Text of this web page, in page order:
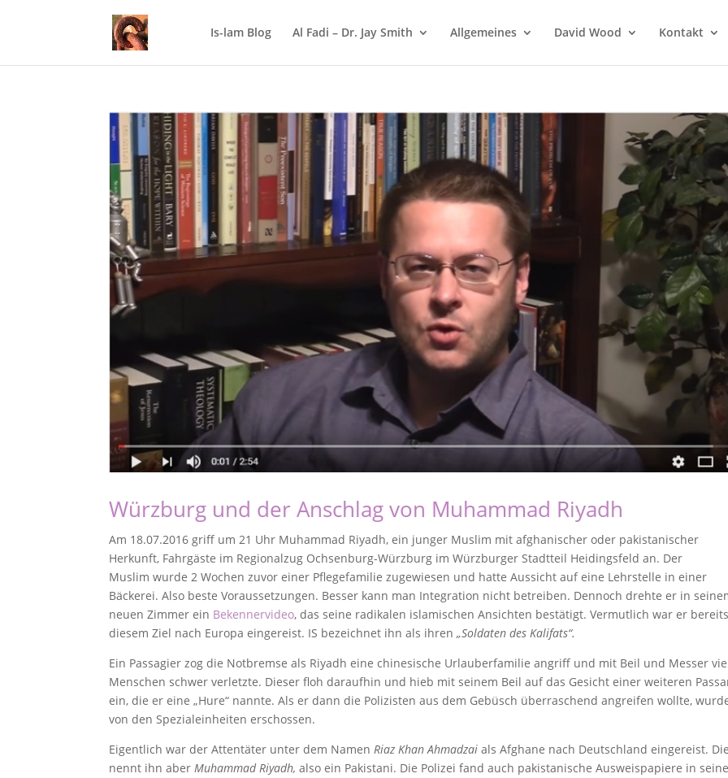
Is-lam Blog Al Fadi – Dr. Jay Smith Allgemeines David Wood Kontakt
Würzburg und der Anschlag von Muhammad Riyadh
Am 18.07.2016 griff um 21 Uhr Muhammad Riyadh, ein junger Muslim mit afghanischer oder pakistanischer
Herkunft, Fahrgäste im Regionalzug Ochsenburg-Würzburg im Würzburger Stadtteil Heidingsfeld an. Der
Muslim wurde 2 Wochen zuvor einer Pflegefamilie zugewiesen und hatte Aussicht auf eine Lehrstelle in einer
Bäckerei. Also beste Voraussetzungen. Besser kann man Integration nicht betreiben. Dennoch drehte er in
neuen Zimmer ein Bekennervideo, das seine radikalen islamischen Ansichten bestätigt. Vermutlich war er
diesem Ziel nach Europa eingereist. IS bezeichnet ihn als ihren„Soldaten des Kalifats“.
Ein Passagier zog die Notbremse als Riyadh eine chinesische Urlauberfamilie angriff und mit Beil und Messer
Menschen schwer verletzte. Dieser floh daraufhin und hieb mit seinem Beil auf das Gesicht einer weiteren
ein, die er eine „Hure“ nannte. Als er dann die Polizisten aus dem Gebüsch überraschend angreifen wollte,
von den Spezialeinheiten erschossen.
Eigentlich war der Attentäter unter dem NamenRiaz Khan Ahmadzai als Afghane nach Deutschland eingereist.
nennt ihn aberMuhammad Riyadh,also ein Pakistani. Die Polizei fand auch pakistanische Ausweispapiere in